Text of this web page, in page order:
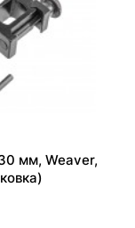
мм, Weaver,